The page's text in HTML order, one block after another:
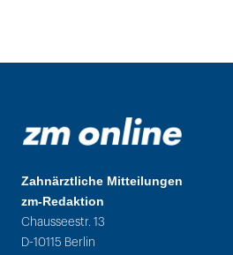
Zahnärztliche Mitteilungen
zm-Redaktion
Chausseestr. 13
D-10115 Berlin